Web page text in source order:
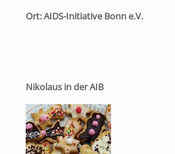
Ort: AIDS-Initiative Bonn e.V.
Nikolaus in der AIB